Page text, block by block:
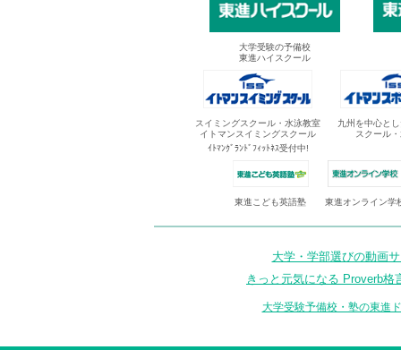
大学受験の予備校
東進ハイスクール
スイミングスクール・水泳教室
イトマンスイミングスクール
ｲﾄﾏﾝｸﾞﾗﾝﾄﾞﾌｨｯﾄﾈｽ受付中!
九州を中心と
スクール
東進こども英語塾 東進オンライン学
大学・学部選びの動画
きっと元気になる Proverb格
大学受験予備校・塾の東進